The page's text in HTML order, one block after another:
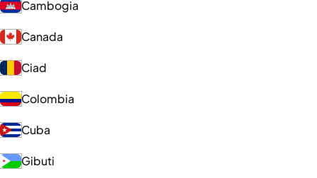
Cambogia
Canada
Ciad
Colombia
Cuba
Gibuti